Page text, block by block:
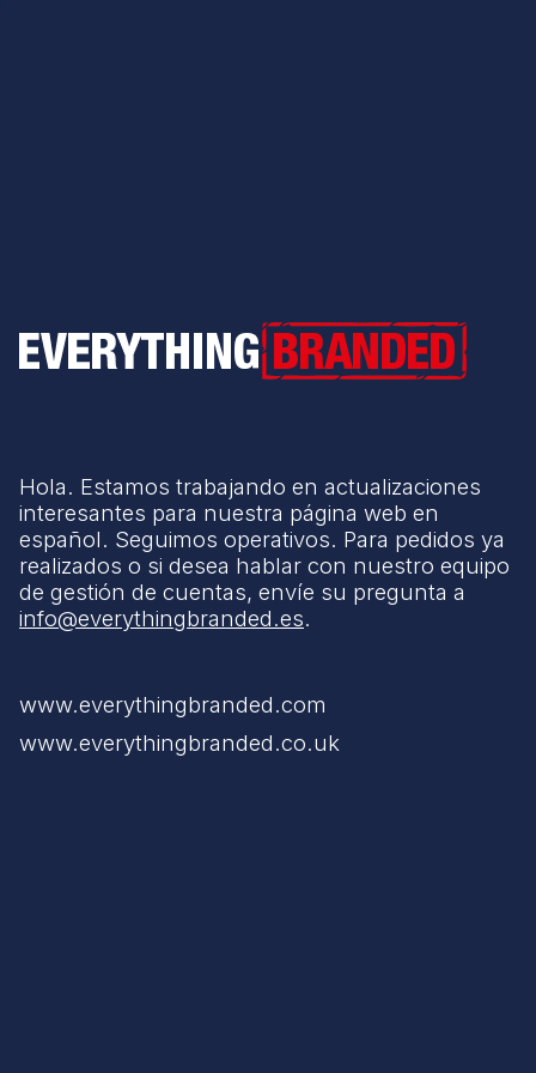
Everything Branded
Hola. Estamos trabajando en actualizaciones
interesantes para nuestra página web en
español. Seguimos operativos. Para pedidos ya
realizados o si desea hablar con nuestro equipo
de gestión de cuentas, envíe su pregunta a
info@everythingbranded.es.
www.everythingbranded.com
www.everythingbranded.co.uk